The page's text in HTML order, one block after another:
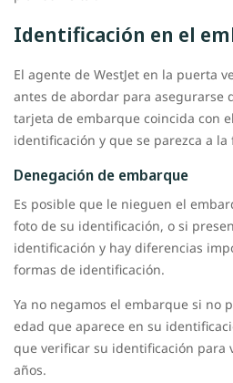
Identificación en el
El agente de WestJet en la puerta
antes de abordar para asegurarse
tarjeta de embarque coincida con
identificación y que se parezca a
Denegación de embarque
Es posible que le nieguen el
foto de su identificación, o si
identificación y hay diferencias
formas de identificación.
Ya no negamos el embarque si no
edad que aparece en su
que verificar su identificación para
años.